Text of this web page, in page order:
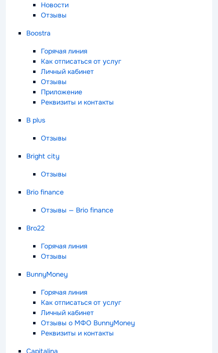
Новости
Отзывы
Boostra
Горячая линия
Как отписаться от услуг
Личный кабинет
Отзывы
Приложение
Реквизиты и контакты
B plus
Отзывы
Bright city
Отзывы
Brio finance
Отзывы — Brio finance
Bro22
Горячая линия
Отзывы
BunnyMoney
Горячая линия
Как отписаться от услуг
Личный кабинет
Отзывы о МФО BunnyMoney
Реквизиты и контакты
Capitalina